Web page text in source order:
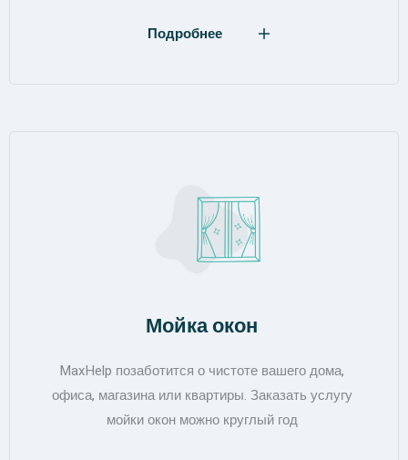
Подробнее
Мойка окон
MaxHelp позаботится о чистоте вашего дома,
офиса, магазина или квартиры. Заказать услугу
мойки окон можно круглый год